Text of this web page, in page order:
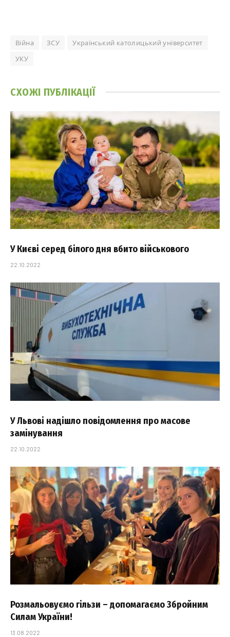
Війна ЗСУ
Український католицький університет
УКУ
СХОЖІ ПУБЛІКАЦІЇ
У Києві серед білого дня вбито військового
22.10.2022
У Львові надішло повідомлення про масове
замінування
22.10.2022
Розмальовуємо гільзи – допомагаємо Збройним
Силам України!
13.08.2022